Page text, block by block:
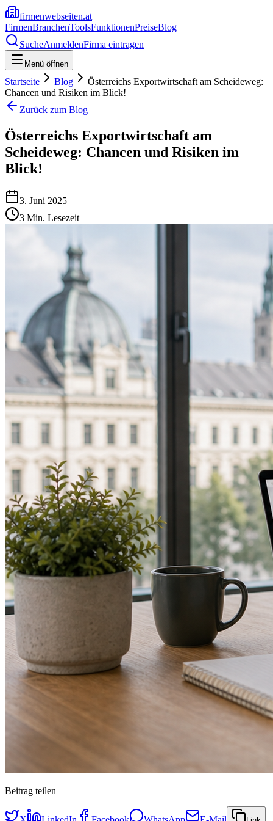
firmenwebseiten.at
FirmenBranchenToolsFunktionenPreiseBlog
SucheAnmeldenFirma eintragen
Menü öffnen
Startseite Blog
Österreichs Exportwirtschaft am Scheideweg:
Chancen und Risiken im Blick!
Zurück zum Blog
Österreichs Exportwirtschaft am
Scheideweg: Chancen und Risiken im
Blick!
3. Juni 2025
3 Min. Lesezeit
Beitrag teilen